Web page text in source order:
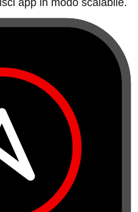
app in modo scalabile.